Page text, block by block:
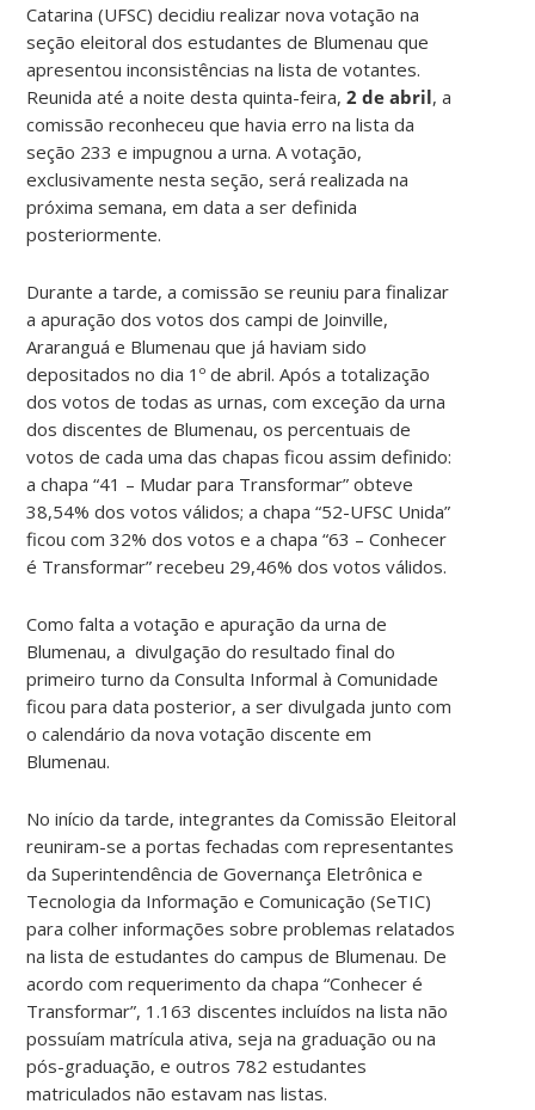
Catarina (UFSC) decidiu realizar nova votação na
seção eleitoral dos estudantes de Blumenau que
apresentou inconsistências na lista de votantes.
Reunida até a noite desta quinta-feira,2 de abril, a
comissão reconheceu que havia erro na lista da
seção 233 e impugnou a urna. A votação,
exclusivamente nesta seção, será realizada na
próxima semana, em data a ser definida
posteriormente.
Durante a tarde, a comissão se reuniu para finalizar
a apuração dos votos dos campi de Joinville,
Araranguá e Blumenau que já haviam sido
depositados no dia 1º de abril. Após a totalização
dos votos de todas as urnas, com exceção da urna
dos discentes de Blumenau, os percentuais de
votos de cada uma das chapas ficou assim definido:
a chapa “41 – Mudar para Transformar” obteve
38,54% dos votos válidos; a chapa “52-UFSC Unida”
ficou com 32% dos votos e a chapa “63 – Conhecer
é Transformar” recebeu 29,46% dos votos válidos.
Como falta a votação e apuração da urna de
Blumenau, a divulgação do resultado final do
primeiro turno da Consulta Informal à Comunidade
ficou para data posterior, a ser divulgada junto com
o calendário da nova votação discente em
Blumenau.
No início da tarde, integrantes da Comissão Eleitoral
reuniram-se a portas fechadas com representantes
da Superintendência de Governança Eletrônica e
Tecnologia da Informação e Comunicação (SeTIC)
para colher informações sobre problemas relatados
na lista de estudantes do campus de Blumenau. De
acordo com requerimento da chapa “Conhecer é
Transformar”, 1.163 discentes incluídos na lista não
possuíam matrícula ativa, seja na graduação ou na
pós-graduação, e outros 782 estudantes
matriculados não estavam nas listas.